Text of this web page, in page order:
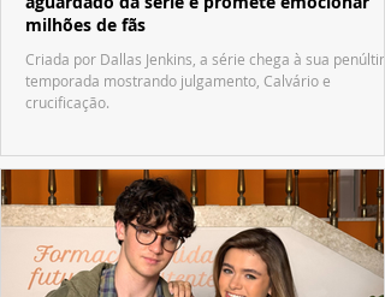
milhões de fãs
Criada por Dallas Jenkins, a série chega à sua
temporada mostrando julgamento, Calvário e
crucificação.